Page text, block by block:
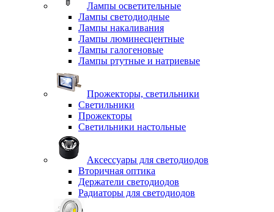
Лампы осветительные
Лампы светодиодные
Лампы накаливания
Лампы люминесцентные
Лампы галогеновые
Лампы ртутные и натриевые
Прожекторы, светильники
Светильники
Прожекторы
Светильники настольные
Аксессуары для светодиодов
Вторичная оптика
Держатели светодиодов
Радиаторы для светодиодов